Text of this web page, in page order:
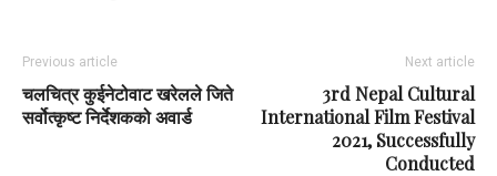
Previous article
चलचित्र कुईनेटोवाट खरेलले जिते
सर्वोत्कृष्ट निर्देशकको अवार्ड
Next article
3rd Nepal Cultural
International Film Festival
2021, Successfully
Conducted